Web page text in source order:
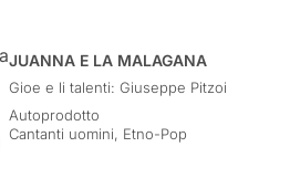
JUANNA E LA MALAGANA
Gioe e li talenti: Giuseppe Pitzoi
Autoprodotto
Cantanti uomini, Etno-Pop